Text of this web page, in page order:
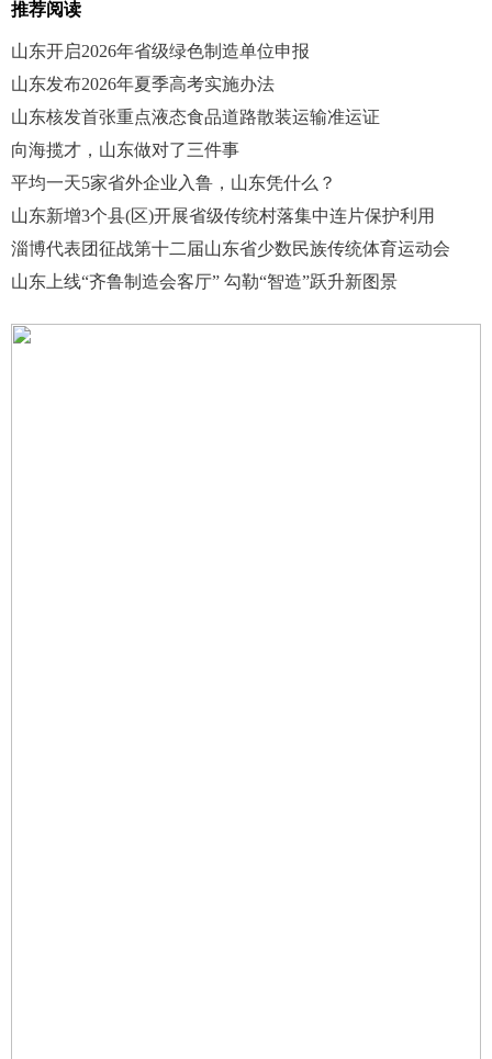
推荐阅读
山东开启2026年省级绿色制造单位申报
山东发布2026年夏季高考实施办法
山东核发首张重点液态食品道路散装运输准运证
向海揽才，山东做对了三件事
平均一天5家省外企业入鲁，山东凭什么？
山东新增3个县(区)开展省级传统村落集中连片保护利用
淄博代表团征战第十二届山东省少数民族传统体育运动会
山东上线“齐鲁制造会客厅” 勾勒“智造”跃升新图景